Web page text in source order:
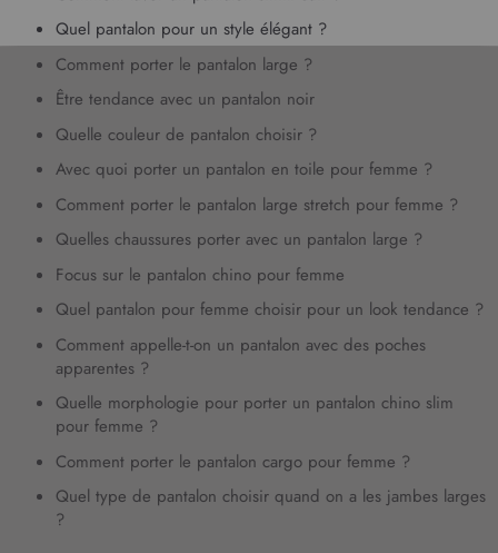
Quel pantalon pour un style élégant ?
Comment porter le pantalon large ?
Être tendance avec un pantalon noir
Quelle couleur de pantalon choisir ?
Avec quoi porter un pantalon en toile pour femme ?
Comment porter le pantalon large stretch pour femme ?
Quelles chaussures porter avec un pantalon large ?
Focus sur le pantalon chino pour femme
Quel pantalon pour femme choisir pour un look tendance ?
Comment appelle-t-on un pantalon avec des poches
apparentes ?
Quelle morphologie pour porter un pantalon chino slim
pour femme ?
Comment porter le pantalon cargo pour femme ?
Quel type de pantalon choisir quand on a les jambes larges
?
e
l
t
t
e
d
i
n
o
r
m
t
i
o
: